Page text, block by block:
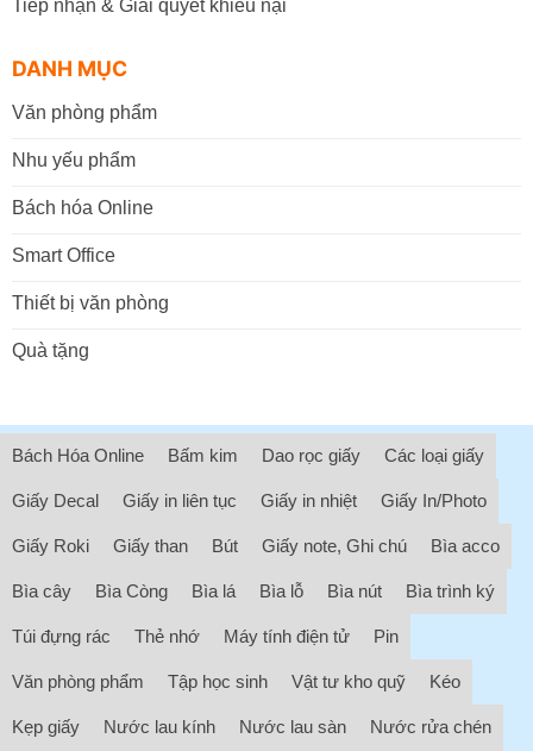
Tiếp nhận & Giải quyết khiếu nại
DANH MỤC
Văn phòng phẩm
Nhu yếu phẩm
Bách hóa Online
Smart Office
Thiết bị văn phòng
Quà tặng
Bách Hóa Online Bấm kim Dao rọc giấy Các loại giấy
Giấy Decal Giấy in liên tục Giấy in nhiệt Giấy In/Photo
Giấy Roki Giấy than Bút Giấy note, Ghi chú Bìa acco
Bìa cây Bìa Còng Bìa lá Bìa lỗ Bìa nút Bìa trình ký
Túi đựng rác Thẻ nhớ Máy tính điện tử Pin
Văn phòng phẩm Tập học sinh Vật tư kho quỹ Kéo
Kẹp giấy Nước lau kính Nước lau sàn Nước rửa chén